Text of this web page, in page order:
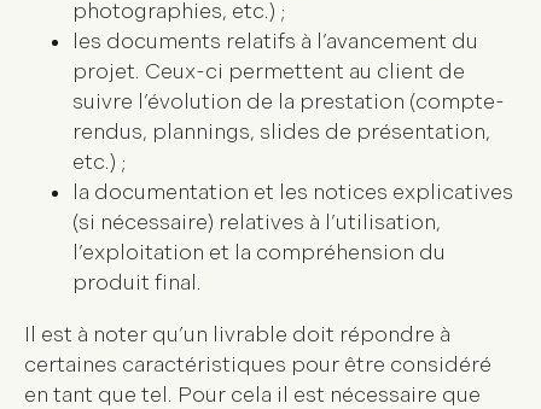
photographies, etc.) ;
les documents relatifs à l’avancement du
projet. Ceux-ci permettent au client de
suivre l’évolution de la prestation (compte-
rendus, plannings, slides de présentation,
etc.) ;
la documentation et les notices explicatives
(si nécessaire) relatives à l’utilisation,
l’exploitation et la compréhension du
produit final.
Il est à noter qu’un livrable doit répondre à
certaines caractéristiques pour être considéré
en tant que tel. Pour cela il est nécessaire que